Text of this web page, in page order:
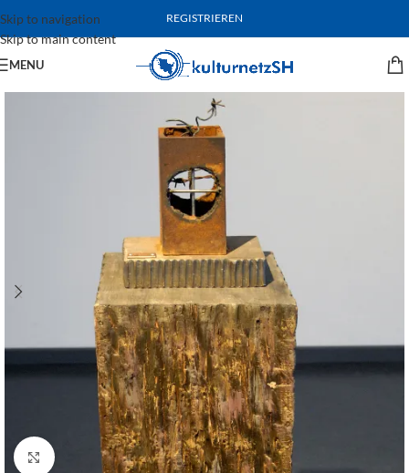
Skip to navigation
Skip to main content
REGISTRIEREN
MENU
Click to enlarge